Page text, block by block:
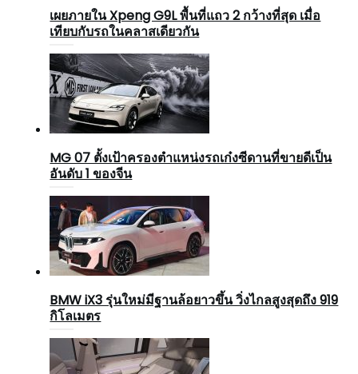
เผยภายใน Xpeng G9L พื้นที่แถว 2 กว้างที่สุด เมื่อ
เทียบกับรถในคลาสเดียวกัน
MG 07 ตั้งเป้าครองตำแหน่งรถเก๋งซีดานที่ขายดีเป็น
อันดับ 1 ของจีน
BMW iX3 รุ่นใหม่มีฐานล้อยาวขึ้น วิ่งไกลสูงสุดถึง 919
กิโลเมตร